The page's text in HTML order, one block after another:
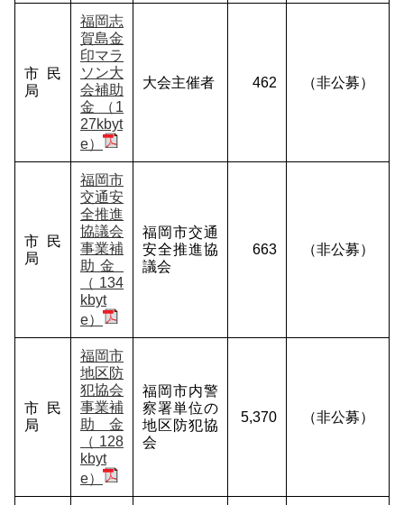
市民
局
福岡志
賀島金
印マラ
ソン大
会補助
金 （1
27kbyt
e）
大会主催者 462 （非公募）
市民
局
福岡市
交通安
全推進
協議会
事業補
助金
（134
kbyt
e）
福岡市交通
安全推進協
議会
663 （非公募）
市民
局
福岡市
地区防
犯協会
事業補
助金
（128
kbyt
e）
福岡市内警
察署単位の
地区防犯協
会
5,370 （非公募）